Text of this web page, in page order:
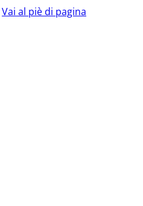
Vai al piè di pagina